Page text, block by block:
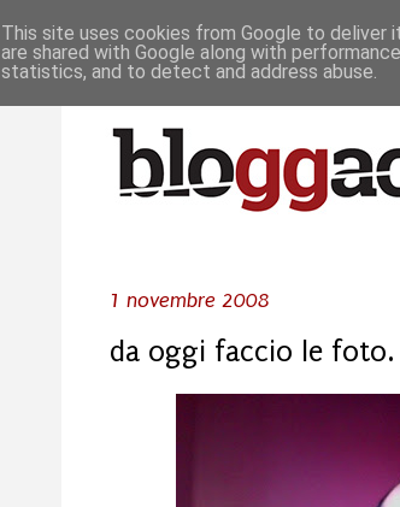
1 novembre 2008
da oggi faccio le foto.
This site uses cookies from Google to deliver
are shared with Google along with
statistics, and to detect and address abuse.